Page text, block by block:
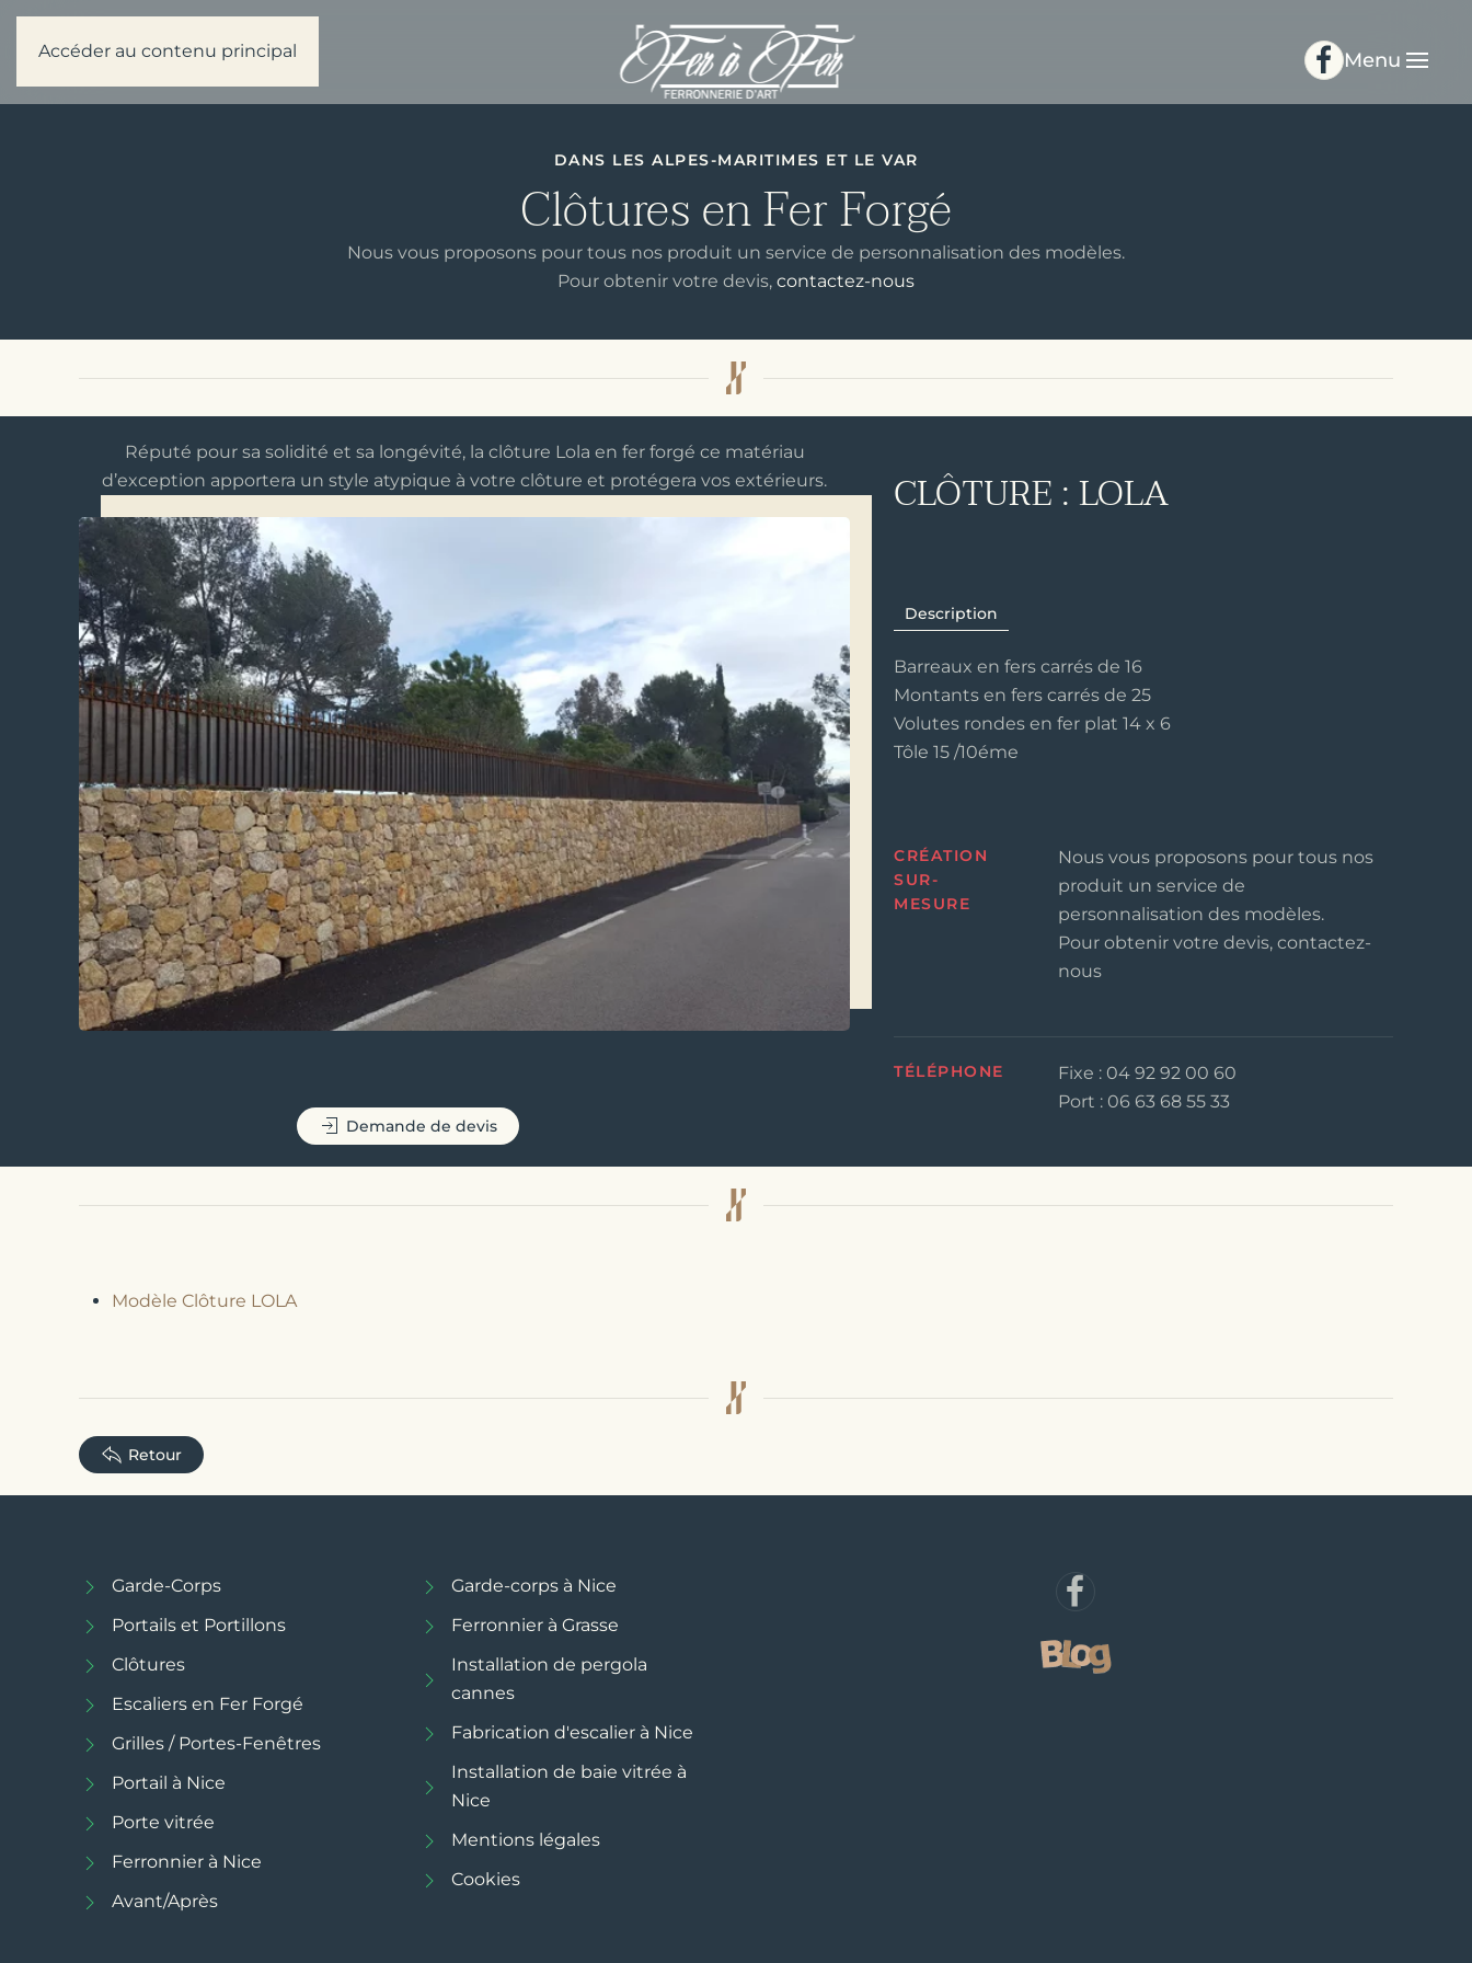
Accéder au contenu principal Menu
DANS LES ALPES-MARITIMES ET LE VAR
Clôtures en Fer Forgé
Nous vous proposons pour tous nos produit un service de personnalisation des modèles.
Pour obtenir votre devis, contactez-nous
Réputé pour sa solidité et sa longévité, la clôture Lola en fer forgé ce matériau
d’exception apportera un style atypique à votre clôture et protégera vos extérieurs.
Demande de devis
CLÔTURE : LOLA
Description
Barreaux en fers carrés de 16
Montants en fers carrés de 25
Volutes rondes en fer plat 14 x 6
Tôle 15 /10éme
CRÉATION
SUR-
MESURE
Nous vous proposons pour tous nos
produit un service de
personnalisation des modèles.
Pour obtenir votre devis, contactez-
nous
TÉLÉPHONE
Fixe : 04 92 92 00 60
Port : 06 63 68 55 33
Modèle Clôture LOLA
Retour
Garde-Corps
Portails et Portillons
Clôtures
Escaliers en Fer Forgé
Grilles / Portes-Fenêtres
Portail à Nice
Porte vitrée
Ferronnier à Nice
Avant/Après
Garde-corps à Nice
Ferronnier à Grasse
Installation de pergola
cannes
Fabrication d'escalier à Nice
Installation de baie vitrée à
Nice
Mentions légales
Cookies